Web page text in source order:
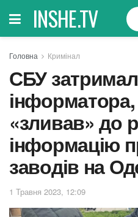
INSHE.TV
Головна Кримінал
СБУ
«зливав» до
інформацію
заводів на
1 Травня 2023, 12:09